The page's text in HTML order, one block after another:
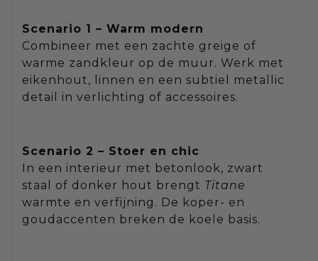
Scenario 1 – Warm modern
Combineer met een zachte greige of
warme zandkleur op de muur. Werk met
eikenhout, linnen en een subtiel metallic
detail in verlichting of accessoires.
Scenario 2 – Stoer en chic
In een interieur met betonlook, zwart
staal of donker hout brengt Titane
warmte en verfijning. De koper- en
goudaccenten breken de koele basis.